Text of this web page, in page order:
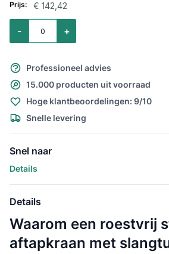
€ 142,42
Aantal voor Roestvrij stalen aftapkraan met
+
-
Professioneel advies
15.000 producten uit voorraad
Hoge klantbeoordelingen: 9/10
Snelle levering
Snel naar
Details
Details
Waarom een roestvrij
aftapkraan met